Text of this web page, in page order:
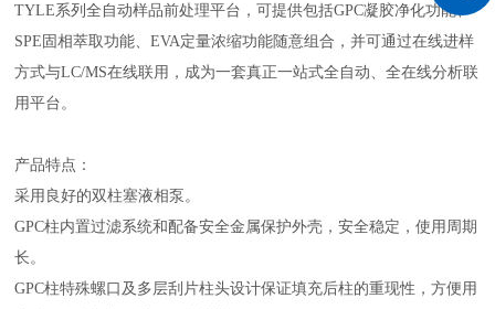
TYLE系列全自动样品前处理平台，可提供包括GPC凝胶净化功能、
SPE固相萃取功能、EVA定量浓缩功能随意组合，并可通过在线进样
方式与LC/MS在线联用，成为一套真正一站式全自动、全在线分析联
用平台。
产品特点：
采用良好的双柱塞液相泵。
GPC柱内置过滤系统和配备安全金属保护外壳，安全稳定，使用周期
长。
GPC柱特殊螺口及多层刮片柱头设计保证填充后柱的重现性，方便用